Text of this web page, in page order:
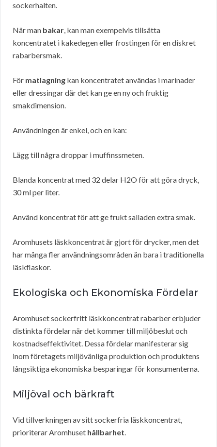
sockerhalten.
När man bakar, kan man exempelvis tillsätta
koncentratet i kakedegen eller frostingen för en diskret
rabarbersmak.
För matlagning kan koncentratet användas i marinader
eller dressingar där det kan ge en ny och fruktig
smakdimension.
Användningen är enkel, och en kan:
Lägg till några droppar i muffinssmeten.
Blanda koncentrat med 32 delar H2O för att göra dryck,
30 ml per liter.
Använd koncentrat för att ge frukt salladen extra smak.
Aromhusets läskkoncentrat är gjort för drycker, men det
har många fler användningsområden än bara i traditionella
läskflaskor.
Ekologiska och Ekonomiska Fördelar
Aromhuset sockerfritt läskkoncentrat rabarber erbjuder
distinkta fördelar när det kommer till miljöbeslut och
kostnadseffektivitet. Dessa fördelar manifesterar sig
inom företagets miljövänliga produktion och produktens
långsiktiga ekonomiska besparingar för konsumenterna.
Miljöval och bärkraft
Vid tillverkningen av sitt sockerfria läskkoncentrat,
prioriterar Aromhuset hållbarhet.